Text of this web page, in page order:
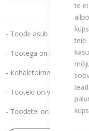
te
teie
- Toode asub Eestis,
- Tootega on kaasas:
- Kohaletoimetamine on
- Tooteid on võimalik
- Toodetel on ametlik